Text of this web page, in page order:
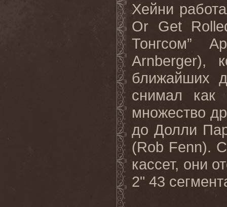
Хейни
Or
Get
Тонгсом”
Arnberger),
ближайших
снимал как
множество
до Долли
(Rob Fenn).
кассет, они
2" 43